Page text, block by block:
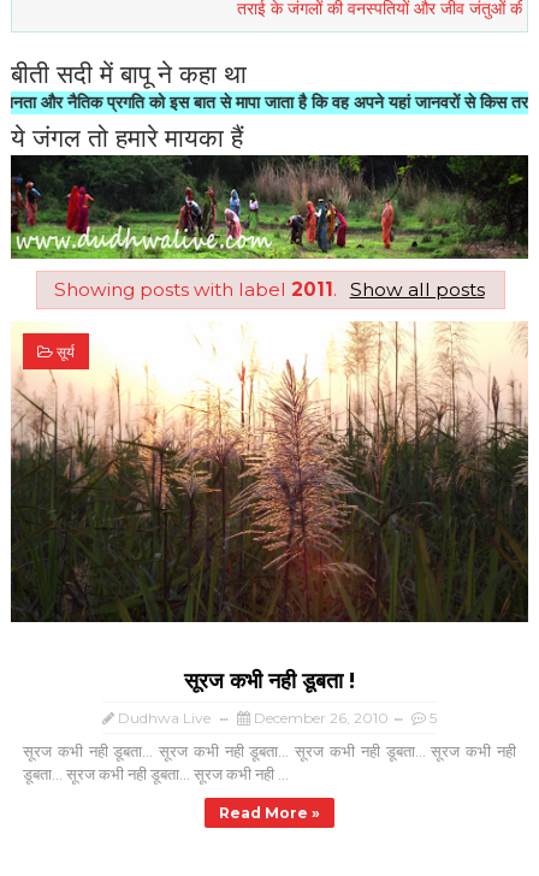
तराई के जंगलों की वनस्पतियों और जीव जंतुओं की रिहाइश
बीती सदी में बापू ने कहा था
नैतिक प्रगति को इस बात से मापा जाता है कि वह अपने यहां जानवरों से किस तरह का सलूक
ये जंगल तो हमारे मायका हैं
Showing posts with label2011. Show all posts
सूर्य
सूरज कभी नही डूबता !
Dudhwa Live December 26, 2010 5
सूरज कभी नही डूबता... सूरज कभी नही डूबता... सूरज कभी नही डूबता... सूरज कभी नही
डूबता... सूरज कभी नही डूबता... सूरज कभी नही ...
Read More »